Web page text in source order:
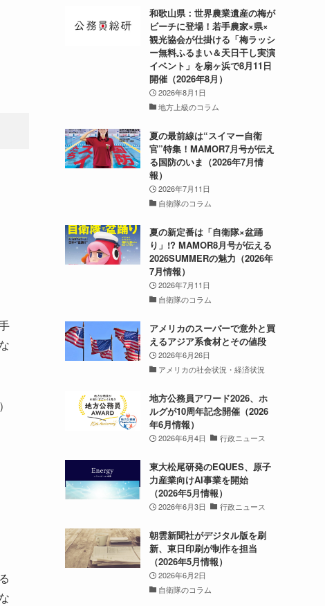
和歌山県：世界農業遺産の梅が
ビーチに登場！若手農家×県×
観光協会が仕掛ける「梅ラッシ
ー無料ふるまい＆天日干し実演
イベント」を扇ヶ浜で8月11日
開催（2026年8月）
2026年8月1日
地方上級のコラム
夏の最前線は“スイマー自衛
官”特集！MAMOR7月号が伝え
る国防のいま（2026年7月情
報）
2026年7月11日
自衛隊のコラム
夏の新定番は「自衛隊×盆踊
り」!? MAMOR8月号が伝える
2026SUMMERの魅力（2026年
7月情報）
2026年7月11日
自衛隊のコラム
アメリカのスーパーで意外と買
えるアジア系食材とその値段
2026年6月26日
アメリカの社会状況・経済状況
地方公務員アワード2026、ホ
ルグが10周年記念開催（2026
年6月情報）
2026年6月4日 行政ニュース
東大松尾研発のEQUES、原子
力産業向けAI事業を開始
（2026年5月情報）
2026年6月3日 行政ニュース
朝雲新聞社がデジタル版を刷
新、東日印刷が制作を担当
（2026年5月情報）
2026年6月2日
自衛隊のコラム